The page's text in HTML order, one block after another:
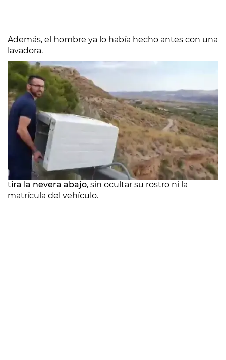
Además, el hombre ya lo había hecho antes con una
lavadora.
En las imágenes, compartidas en las redes sociales,
se observa cómo mientras un chico graba,elotro
tira la nevera abajo, sin ocultar su rostro ni la
matrícula del vehículo.